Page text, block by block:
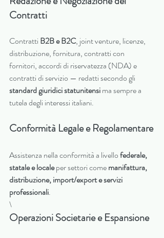
Contratti
Contratti B2B e B2C, joint venture, licenze,
distribuzione, fornitura, contratti con
fornitori, accordi di riservatezza (NDA) e
contratti di servizio — redatti secondo gli
standard giuridici statunitensi ma sempre a
tutela degli interessi italiani.
Conformità Legale e Regolamentare
Assistenza nella conformità a livello federale,
statale e locale per settori come manifattura,
distribuzione, import/export e servizi
professionali.
\
Operazioni Societarie e Espansione